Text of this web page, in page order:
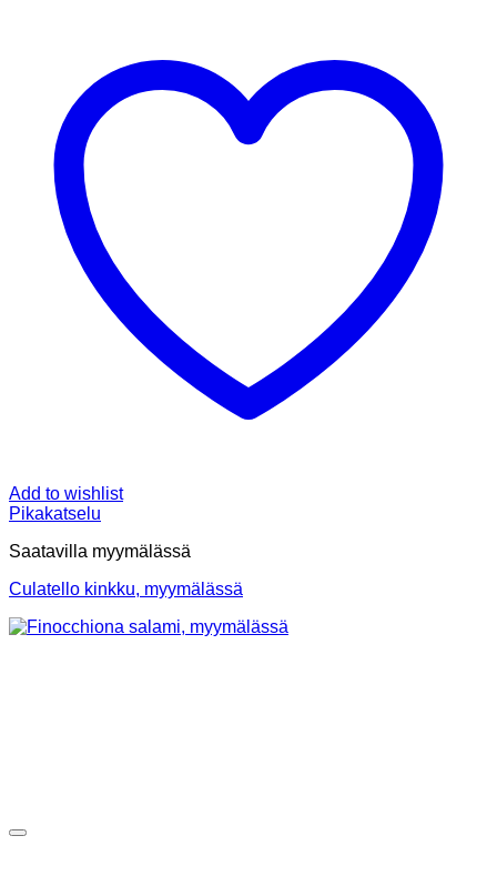
Add to wishlist
Pikakatselu
Saatavilla myymälässä
Culatello kinkku, myymälässä